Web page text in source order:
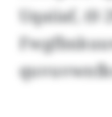
Uqaiiaf, (0